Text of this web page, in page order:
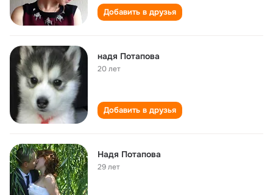
Добавить в друзья
надя Потапова
20 лет
Добавить в друзья
Надя Потапова
29 лет